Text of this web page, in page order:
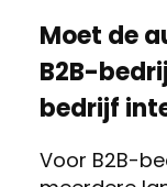
Moet de
B2B-
bedrijf
Voor B2B-